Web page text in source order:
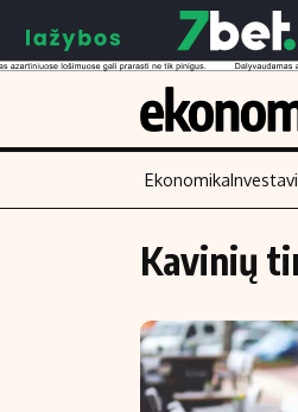
Turinys
Naujienos
Aplinka
Verslas
Ekonomika
Kavinių